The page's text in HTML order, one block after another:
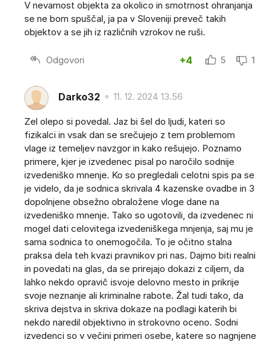
V nevarnost objekta za okolico in smotrnost ohranjanja
se ne bom spuščal, ja pa v Sloveniji preveč takih
objektov a se jih iz različnih vzrokov ne ruši.
Odgovori +4 5 1
Darko32 11. 12. 2024 13.56
Zel olepo si povedal. Jaz bi šel do ljudi, kateri so
fizikalci in vsak dan se srečujejo z tem problemom
vlage iz temeljev navzgor in kako rešujejo. Poznamo
primere, kjer je izvedenec pisal po naročilo sodnije
izvedeniško mnenje. Ko so pregledali celotni spis pa se
je videlo, da je sodnica skrivala 4 kazenske ovadbe in 3
dopolnjene obsežno obraložene vloge dane na
izvedeniško mnenje. Tako so ugotovili, da izvedenec ni
mogel dati celovitega izvedeniškega mnjenja, saj mu je
sama sodnica to onemogočila. To je očitno stalna
praksa dela teh kvazi pravnikov pri nas. Dajmo biti realni
in povedati na glas, da se prirejajo dokazi z ciljem, da
lahko nekdo opravič isvoje delovno mesto in prikrije
svoje neznanje ali kriminalne rabote. Žal tudi tako, da
skriva dejstva in skriva dokaze na podlagi katerih bi
nekdo naredil objektivno in strokovno oceno. Sodni
izvedenci so v večini primeri osebe, katere so nagnjene